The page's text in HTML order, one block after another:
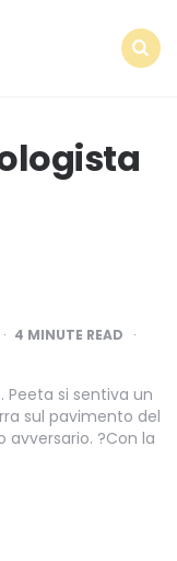
4 MINUTE READ
si sentiva un
sul pavimento del
?Con la